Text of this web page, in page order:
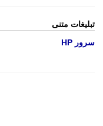
تبلیغات متنی
سرور HP